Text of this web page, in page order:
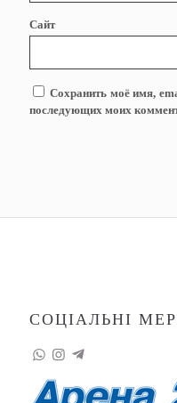
Сайт
Сохранить моё имя,
последующих моих
СОЦІАЛЬНІ